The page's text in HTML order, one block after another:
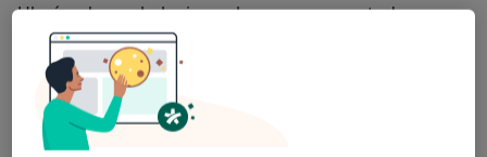
Ukończyłem szkolenie z zakresu: pracy metodą
społeczności terapeutycznej, terapii grupowej, pracy z
pacjentami z podwójną diagnozą (uzależnienie wraz
zaburzeniami współwystępującymi), interwencji
kryzysowej, podstaw pracy terapeutycznej z rodzinami
osób uzależnionych, pracy z grupami specyficznymi,